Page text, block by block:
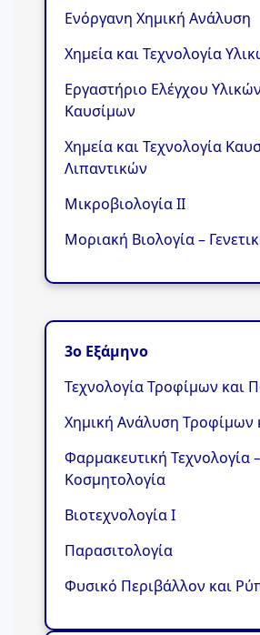
Ενόργανη Χημική Ανάλυση
Χημεία και Τεχνολογία
Εργαστήριο Ελέγχου
Καυσίμων
Χημεία και Τεχνολογία
Λιπαντικών
Μικροβιολογία ΙΙ
Μοριακή Βιολογία –
3ο Εξάμηνο
Τεχνολογία Τροφίμων και
Χημική Ανάλυση Τροφίμων
Φαρμακευτική Τεχνολογία –
Κοσμητολογία
Βιοτεχνολογία Ι
Παρασιτολογία
Φυσικό Περιβάλλον και